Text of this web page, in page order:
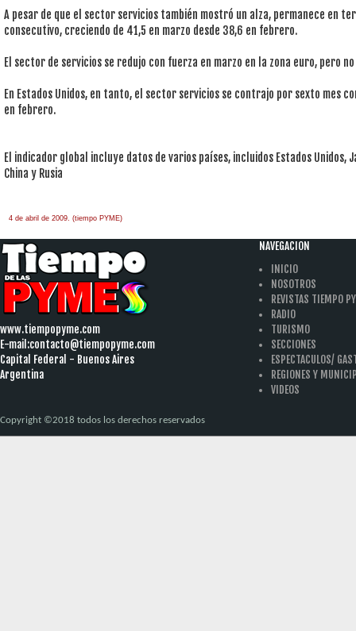
A pesar de que el sector servicios también mostró un alza, permanece en
consecutivo, creciendo de 41,5 en marzo desde 38,6 en febrero.
El sector de servicios se redujo con fuerza en marzo en la zona euro, pero
En Estados Unidos, en tanto, el sector servicios se contrajo por sexto mes
en febrero.
El indicador global incluye datos de varios países, incluidos Estados Unidos,
China y Rusia
4 de abril de 2009. (tiempo PYME)
www.tiempopyme.com
E-mail:contacto@tiempopyme.com
Capital Federal - Buenos Aires
Argentina
NAVEGACION
INICIO
NOSOTROS
REVISTAS TIEMPO
RADIO
TURISMO
SECCIONES
ESPECTACULOS/
REGIONES Y
VIDEOS
Copyright ©2018 todos los derechos reservados